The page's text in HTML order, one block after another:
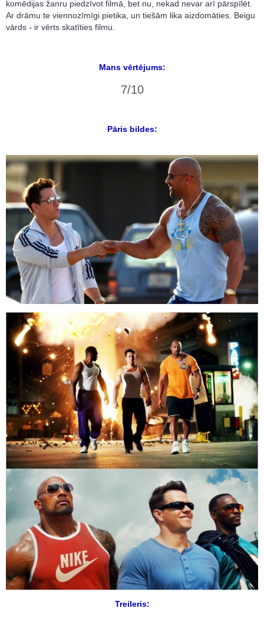
komēdijas žanru piedzīvot filmā, bet nu, nekad nevar arī pārspīlēt.
Ar drāmu te viennozīmīgi pietika, un tiešām lika aizdomāties. Beigu
vārds - ir vērts skatīties filmu.
Mans vērtējums:
7/10
Pāris bildes:
Treileris: